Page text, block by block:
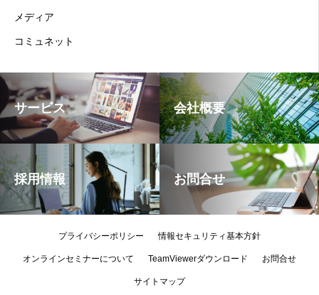
メディア
コミュネット
サービス 会社概要
採用情報 お問合せ
プライバシーポリシー 情報セキュリティ基本方針
オンラインセミナーについて TeamViewerダウンロード お問合せ
サイトマップ